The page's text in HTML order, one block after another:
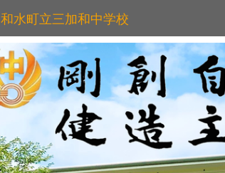
和水町立三加和中学校